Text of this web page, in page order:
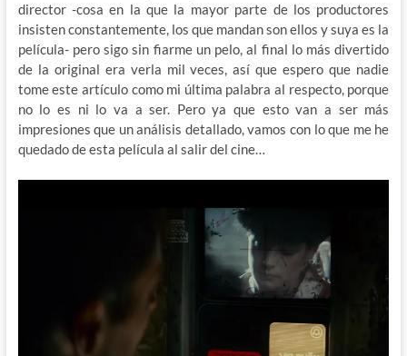
director -cosa en la que la mayor parte de los productores
insisten constantemente, los que mandan son ellos y suya es la
película- pero sigo sin fiarme un pelo, al final lo más divertido
de la original era verla mil veces, así que espero que nadie
tome este artículo como mi última palabra al respecto, porque
no lo es ni lo va a ser. Pero ya que esto van a ser más
impresiones que un análisis detallado, vamos con lo que me he
quedado de esta película al salir del cine…